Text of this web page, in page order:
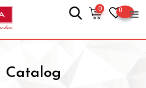
0
0
Catalog